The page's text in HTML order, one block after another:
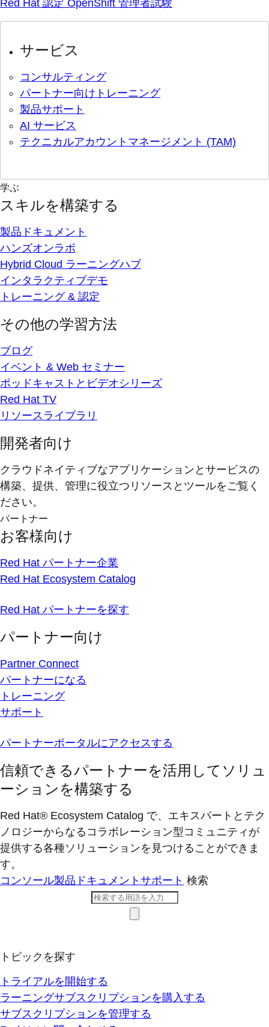
Red Hat 認定 OpenShift 管理者試験
サービス
コンサルティング
パートナー向けトレーニング
製品サポート
AI サービス
テクニカルアカウントマネージメント (TAM)
学ぶ
スキルを構築する
製品ドキュメント
ハンズオンラボ
Hybrid Cloud ラーニングハブ
インタラクティブデモ
トレーニング & 認定
その他の学習方法
ブログ
イベント & Web セミナー
ポッドキャストとビデオシリーズ
Red Hat TV
リソースライブラリ
開発者向け
クラウドネイティブなアプリケーションとサービスの
構築、提供、管理に役立つリソースとツールをご覧く
ださい。
パートナー
お客様向け
Red Hat パートナー企業
Red Hat Ecosystem Catalog
Red Hat パートナーを探す
パートナー向け
Partner Connect
パートナーになる
トレーニング
サポート
パートナーポータルにアクセスする
信頼できるパートナーを活用してソリュ
ーションを構築する
Red Hat® Ecosystem Catalog で、エキスパートとテク
ノロジーからなるコラボレーション型コミ​ュニティが
提供する各種ソリューションを見つけることができま
す。
コンソール製品ドキュメント サポート 検索
トピックを探す
トライアルを開始する
ラーニングサブスクリプションを購入する
サブスクリプションを管理する